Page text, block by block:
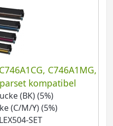
C746A1MG,
kompatibel
(BK) (5%)
(C/M/Y) (5%)
SET